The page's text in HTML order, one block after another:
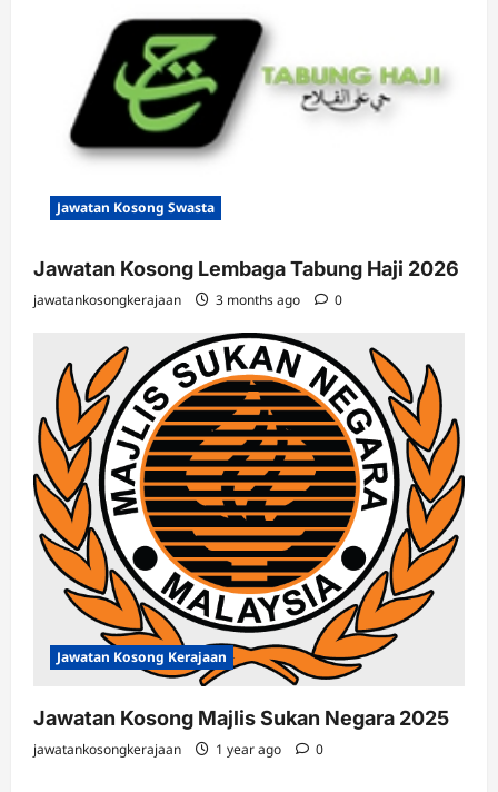
Jawatan Kosong Swasta
Jawatan Kosong Lembaga Tabung Haji 2026
jawatankosongkerajaan 3 months ago 0
Jawatan Kosong Kerajaan
Jawatan Kosong Majlis Sukan Negara 2025
jawatankosongkerajaan 1 year ago 0